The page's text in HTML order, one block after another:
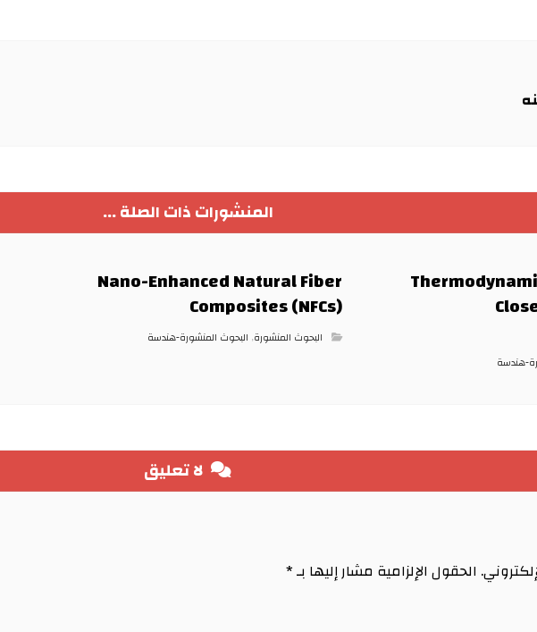
المنشورات ذات الصلة ...
هندسة
Nano-Enhanced Natural Fiber
Composites (NFCs)
البحوث المنشورة, البحوث المنشورة-هندسة
لا تعليق
الحقول الإلزامية مشار إليها بـ*